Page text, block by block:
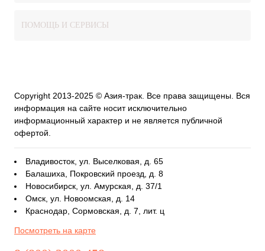
ПОМОЩЬ И СЕРВИСЫ
Copyright 2013-2025 © Азия-трак. Все права защищены. Вся
информация на сайте носит исключительно
информационный характер и не является публичной
офертой.
Владивосток, ул. Выселковая, д. 65
Балашиха, Покровский проезд, д. 8
Новосибирск, ул. Амурская, д. 37/1
Омск, ул. Новоомская, д. 14
Краснодар, Сормовская, д. 7, лит. ц
Посмотреть на карте